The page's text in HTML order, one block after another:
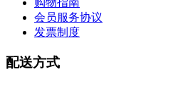
购物指南
会员服务协议
发票制度
配送方式